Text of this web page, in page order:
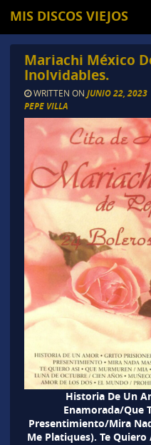
MIS DISCOS VIEJOS
Mariachi México
Inolvidables.
WRITTEN ON JUNIO 22, 2023
PEPE VILLA
Historia De Un
Enamorada/Que
Presentimiento/Mira
Me Platiques). Te